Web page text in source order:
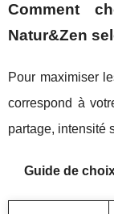
Comment
Natur&Zen
Pour maximiser
correspond à
partage, intensité
Guide de